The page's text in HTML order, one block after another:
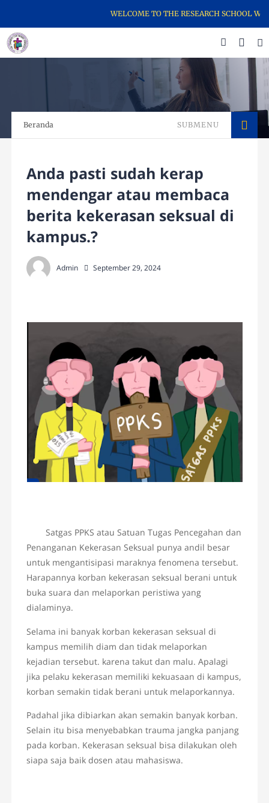
WELCOME TO THE RESEARCH SCHOOL
Beranda SUBMENU
Anda pasti sudah kerap
mendengar atau membaca
berita kekerasan seksual di
kampus.?
Admin September 29, 2024
Satgas PPKS atau Satuan Tugas Pencegahan dan
Penanganan Kekerasan Seksual punya andil besar
untuk mengantisipasi maraknya fenomena tersebut.
Harapannya korban kekerasan seksual berani untuk
buka suara dan melaporkan peristiwa yang
dialaminya.
Selama ini banyak korban kekerasan seksual di
kampus memilih diam dan tidak melaporkan
kejadian tersebut. karena takut dan malu. Apalagi
jika pelaku kekerasan memiliki kekuasaan di kampus,
korban semakin tidak berani untuk melaporkannya.
Padahal jika dibiarkan akan semakin banyak korban.
Selain itu bisa menyebabkan trauma jangka panjang
pada korban. Kekerasan seksual bisa dilakukan oleh
siapa saja baik dosen atau mahasiswa.